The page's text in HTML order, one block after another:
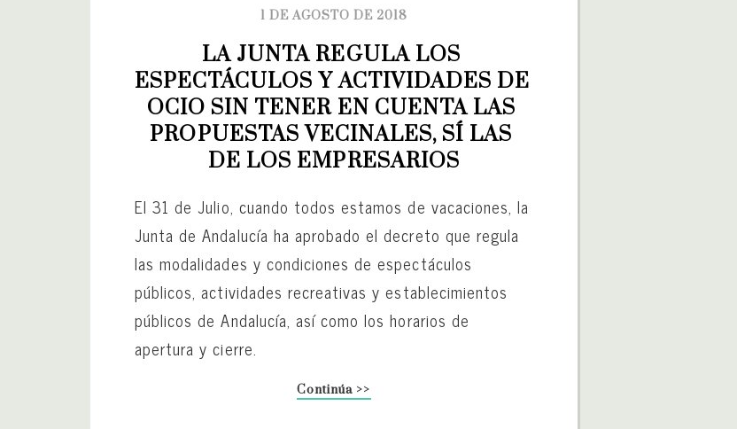
1 DE AGOSTO DE 2018
LA JUNTA REGULA LOS
ESPECTÁCULOS Y ACTIVIDADES DE
OCIO SIN TENER EN CUENTA LAS
PROPUESTAS VECINALES, SÍ LAS
DE LOS EMPRESARIOS
El 31 de Julio, cuando todos estamos de vacaciones, la
Junta de Andalucía ha aprobado el decreto que regula
las modalidades y condiciones de espectáculos
públicos, actividades recreativas y establecimientos
públicos de Andalucía, así como los horarios de
apertura y cierre.
Continúa >>